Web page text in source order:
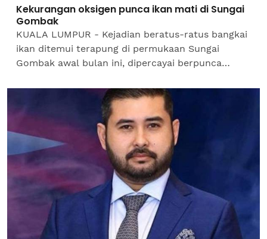
Kekurangan oksigen punca ikan mati di Sungai
Gombak
KUALA LUMPUR - Kejadian beratus-ratus bangkai
ikan ditemui terapung di permukaan Sungai
Gombak awal bulan ini, dipercayai berpunca
akibat...